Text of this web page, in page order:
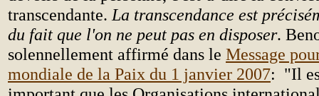
transcendante. La transcendance est
du fait que l'on ne peut pas en disposer.
solennellement affirmé dans le Message
mondiale de la Paix du 1 janvier 2007: "Il